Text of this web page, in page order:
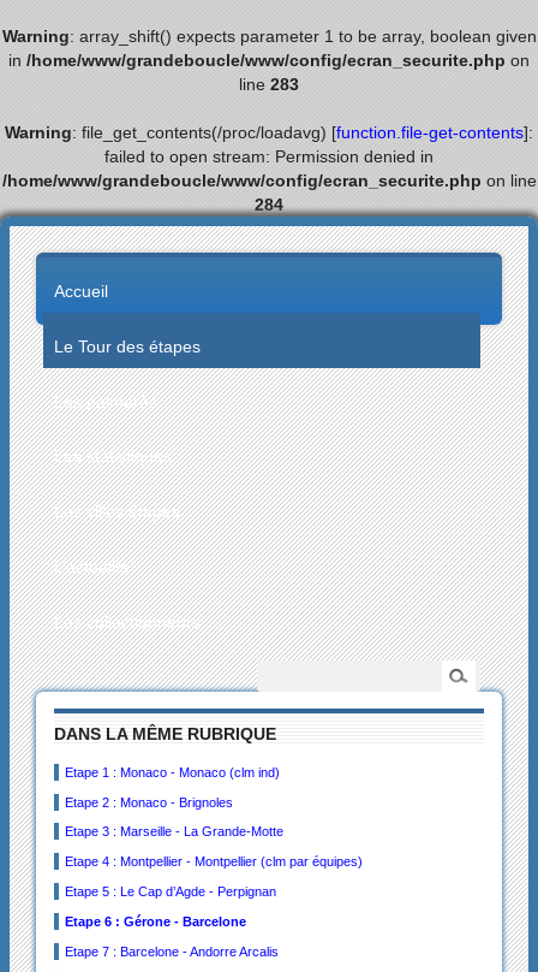
Warning: array_shift() expects parameter 1 to be array, boolean given
in /home/www/grandeboucle/www/config/ecran_securite.php on
line 283
Warning: file_get_contents(/proc/loadavg) [function.file-get-contents]:
failed to open stream: Permission denied in
/home/www/grandeboucle/www/config/ecran_securite.php on line
284
Accueil
Le Tour des étapes
Les palmarès
Les statistiques
Les villes étapes
L’actualité
Les collectionneurs
DANS LA MÊME RUBRIQUE
Etape 1 : Monaco - Monaco (clm ind)
Etape 2 : Monaco - Brignoles
Etape 3 : Marseille - La Grande-Motte
Etape 4 : Montpellier - Montpellier (clm par équipes)
Etape 5 : Le Cap d’Agde - Perpignan
Etape 6 : Gérone - Barcelone
Etape 7 : Barcelone - Andorre Arcalis